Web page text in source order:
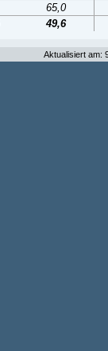
65,0
49,6
Aktualisiert am: